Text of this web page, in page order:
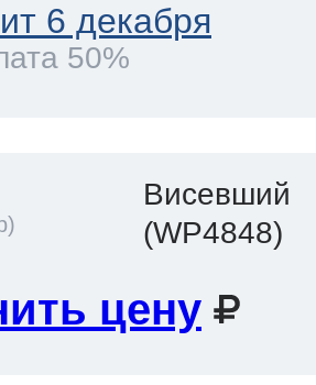
6 декабря
50%
Висевший
(WP4848)
цену